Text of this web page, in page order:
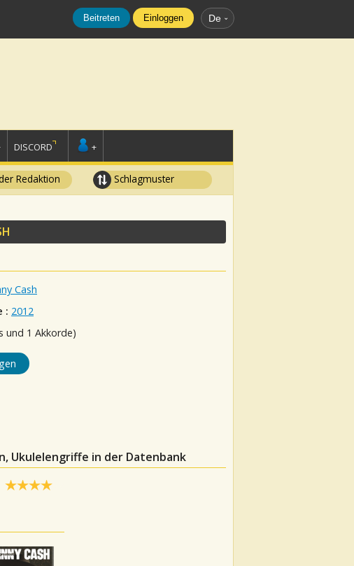
Beitreten Einloggen De
DISCORD +
Redaktion Schlagmuster
Cash
: 2012
und 1 Akkorde)
Ukulelengriffe in der Datenbank